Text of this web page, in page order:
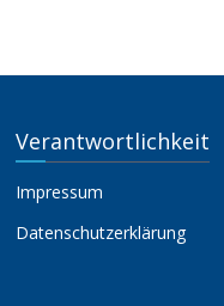
Verantwortlichkeit
Impressum
Datenschutzerklärung